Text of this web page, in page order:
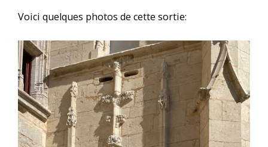
Voici quelques photos de cette sortie: